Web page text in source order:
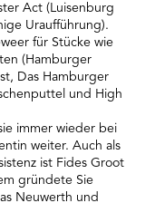
Act (Luisenburg
Uraufführung).
für Stücke wie
(Hamburger
Das Hamburger
und High
immer wieder bei
weiter. Auch als
ist Fides Groot
gründete Sie
Neuwerth und